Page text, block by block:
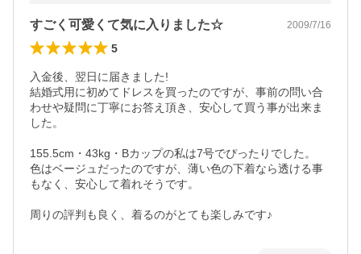
すごく可愛くて気に入りました☆ 2009/7/16
5
入金後、翌日に届きました!
結婚式用に初めてドレスを買ったのですが、事前の問い合
わせや疑問に丁寧にお答え頂き、安心して買う事が出来ま
した。
155.5cm・43kg・Bカップの私は7号でぴったりでした。
色はベージュだったのですが、薄い色の下着なら透ける事
もなく、安心して着れそうです。
周りの評判も良く、着るのがとても楽しみです♪